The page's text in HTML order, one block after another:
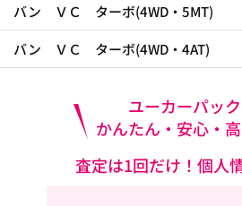
バン ＶＣ ターボ(4WD・5MT)
バン ＶＣ ターボ(4WD・4AT)
ユーカーパッ
かんたん・安心・
査定は1回だけ！個人